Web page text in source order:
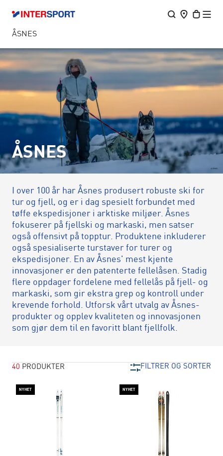
ÅSNES
I over 100 år har Åsnes produsert robuste ski for
tur og fjell, og er i dag spesielt forbundet med
tøffe ekspedisjoner i arktiske miljøer. Åsnes
fokuserer på fjellski og markaski, men satser
også offensivt på topptur. Produktene inkluderer
også spesialiserte turstaver for turer og
ekspedisjoner. En av Åsnes' mest kjente
innovasjoner er den patenterte fellelåsen. Stadig
flere oppdager fordelene med fellelås på fjell- og
markaski, som gir ekstra grep og kontroll under
krevende forhold. Utforsk vårt utvalg av Åsnes-
produkter og opplev kvaliteten og innovasjonen
som gjør dem til en favoritt blant fjellfolk.
ÅSNES
40 PRODUKTER FILTRER OG SORTER
NYHET NYHET